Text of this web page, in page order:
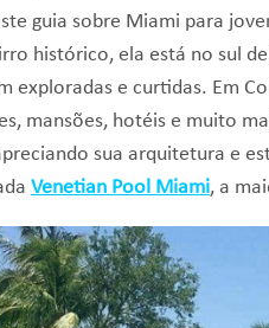
guia sobre Miami para
histórico, ela está no sul
exploradas e curtidas. Em
mansões, hotéis e muito
sua arquitetura e
Venetian Pool Miami, a